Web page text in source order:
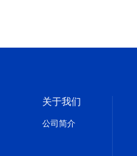
关于我们
公司简介